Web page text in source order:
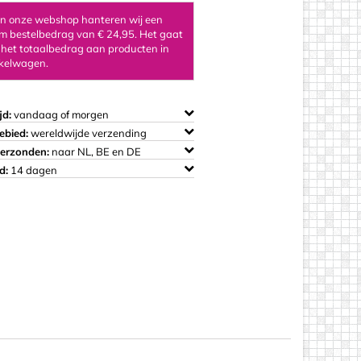
onze webshop hanteren wij een
bestelbedrag van € 24,95. Het gaat
het totaalbedrag aan producten in
vandaag of morgen
wereldwijde verzending
naar NL, BE en DE
14 dagen